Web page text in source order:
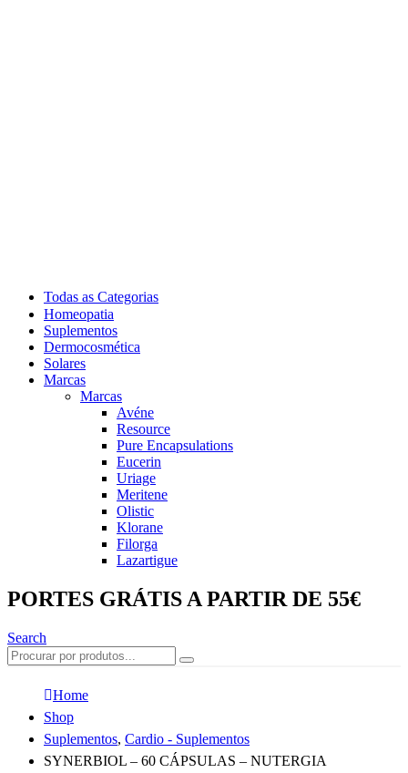
Todas as Categorias
Homeopatia
Suplementos
Dermocosmética
Solares
Marcas
Marcas
Avéne
Resource
Pure Encapsulations
Eucerin
Uriage
Meritene
Olistic
Klorane
Filorga
Lazartigue
PORTES GRÁTIS A PARTIR DE 55€
Search
Home
Shop
Suplementos, Cardio - Suplementos
SYNERBIOL – 60 CÁPSULAS – NUTERGIA